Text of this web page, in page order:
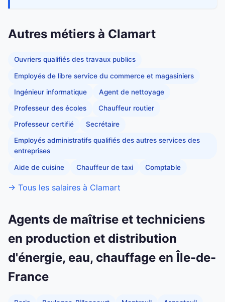
Autres métiers à Clamart
Ouvriers qualifiés des travaux publics
Employés de libre service du commerce et magasiniers
Ingénieur informatique Agent de nettoyage
Professeur des écoles Chauffeur routier
Professeur certifié Secrétaire
Employés administratifs qualifiés des autres services des
entreprises
Aide de cuisine Chauffeur de taxi Comptable
→ Tous les salaires à Clamart
Agents de maîtrise et techniciens
en production et distribution
d'énergie, eau, chauffage en Île-de-
France